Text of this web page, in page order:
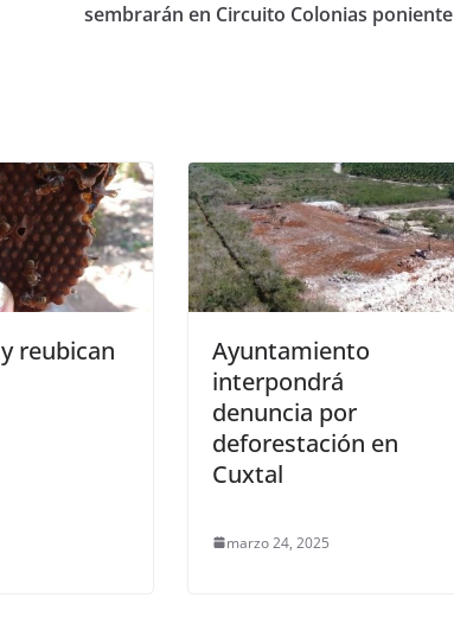
sembrarán en Circuito Colonias poniente
reubican
Ayuntamiento
interpondrá
denuncia por
deforestación en
Cuxtal
marzo 24, 2025